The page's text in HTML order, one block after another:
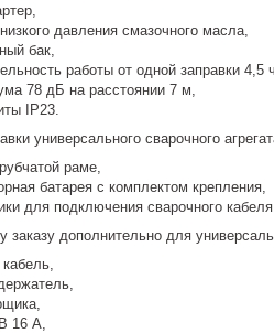
давления смазочного масла,
бак,
работы от одной заправки 4,5
78 дБ на расстоянии 7 м,
IP23.
универсального сварочного
раме,
батарея с комплектом крепления,
для подключения сварочного кабеля,
заказу дополнительно для
16 А,